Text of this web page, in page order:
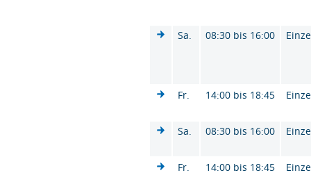
Sa. 08:30 bis 16:00
Fr. 14:00 bis 18:45
Sa. 08:30 bis 16:00
Fr. 14:00 bis 18:45